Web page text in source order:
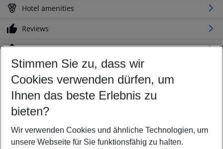
Hotel amenities
Reviews
Location
Customize your offer
Find the perfect deal which suits your best
Your departure airport
Any airport
Select your date range
08/08/26–06/08/27 5-8 nights
Stimmen Sie zu, dass wir
Cookies verwenden dürfen, um
Ihnen das beste Erlebnis zu
bieten?
Wir verwenden Cookies und ähnliche Technologien, um
unsere Webseite für Sie funktionsfähig zu halten.